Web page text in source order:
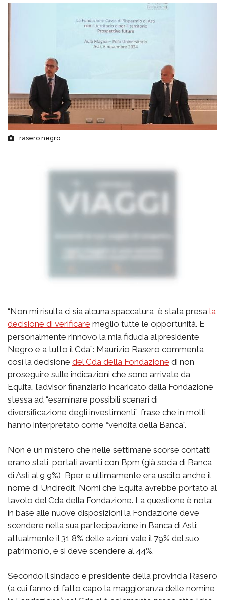
rasero negro
“Non mi risulta ci sia alcuna spaccatura, è stata presa la
decisione di verificare meglio tutte le opportunità. E
personalmente rinnovo la mia fiducia al presidente
Negro e a tutto il Cda”: Maurizio Rasero commenta
così la decisione del Cda della Fondazione di non
proseguire sulle indicazioni che sono arrivate da
Equita, l’advisor finanziario incaricato dalla Fondazione
stessa ad “esaminare possibili scenari di
diversificazione degli investimenti”, frase che in molti
hanno interpretato come “vendita della Banca”.
Non è un mistero che nelle settimane scorse contatti
erano stati portati avanti con Bpm (già socia di Banca
di Asti al 9,9%), Bper e ultimamente era uscito anche il
nome di Unciredit. Nomi che Equita avrebbe portato al
tavolo del Cda della Fondazione. La questione è nota:
in base alle nuove disposizioni la Fondazione deve
scendere nella sua partecipazione in Banca di Asti:
attualmente il 31,8% delle azioni vale il 79% del suo
patrimonio, e si deve scendere al 44%.
Secondo il sindaco e presidente della provincia Rasero
(a cui fanno di fatto capo la maggioranza delle nomine